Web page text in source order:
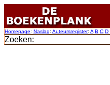
Homepage: Naslag: Auteursregister: A B C D
Zoeken: